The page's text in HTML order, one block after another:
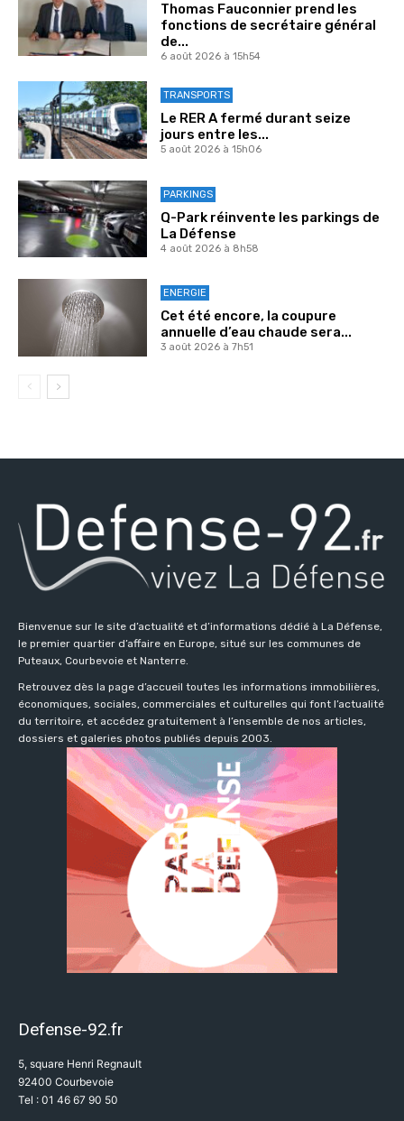
Thomas Fauconnier prend les
fonctions de secrétaire général
de...
6 août 2026 à 15h54
TRANSPORTS
Le RER A fermé durant seize
jours entre les...
5 août 2026 à 15h06
PARKINGS
Q-Park réinvente les parkings de
La Défense
4 août 2026 à 8h58
ENERGIE
Cet été encore, la coupure
annuelle d’eau chaude sera...
3 août 2026 à 7h51
Bienvenue sur le site d’actualité et d’informations dédié à La Défense,
le premier quartier d’affaire en Europe, situé sur les communes de
Puteaux, Courbevoie et Nanterre.
Retrouvez dès la page d’accueil toutes les informations immobilières,
économiques, sociales, commerciales et culturelles qui font l’actualité
du territoire, et accédez gratuitement à l’ensemble de nos articles,
dossiers et galeries photos publiés depuis 2003.
Defense-92.fr
5, square Henri Regnault
92400 Courbevoie
Tel : 01 46 67 90 50